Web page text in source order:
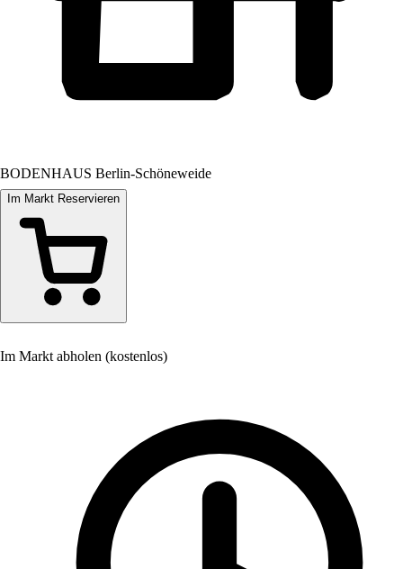
BODENHAUS Berlin-Schöneweide
Im Markt Reservieren
Im Markt abholen (kostenlos)